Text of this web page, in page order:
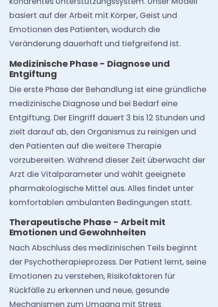
basiert auf der Arbeit mit Körper, Geist und
Emotionen des Patienten, wodurch die
Veränderung dauerhaft und tiefgreifend ist.
Medizinische Phase - Diagnose und
Entgiftung
Die erste Phase der Behandlung ist eine gründliche
medizinische Diagnose und bei Bedarf eine
Entgiftung. Der Eingriff dauert 3 bis 12 Stunden und
zielt darauf ab, den Organismus zu reinigen und
den Patienten auf die weitere Therapie
vorzubereiten. Während dieser Zeit überwacht der
Arzt die Vitalparameter und wählt geeignete
pharmakologische Mittel aus. Alles findet unter
komfortablen ambulanten Bedingungen statt.
Therapeutische Phase - Arbeit mit
Emotionen und Gewohnheiten
Nach Abschluss des medizinischen Teils beginnt
der Psychotherapieprozess. Der Patient lernt, seine
Emotionen zu verstehen, Risikofaktoren für
Rückfälle zu erkennen und neue, gesunde
Mechanismen zum Umgang mit Stress